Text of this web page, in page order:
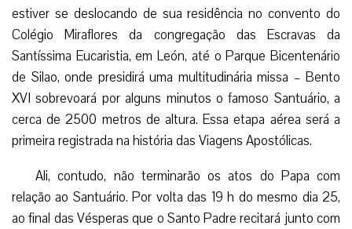
estiver se deslocando de sua residência no convento do
Colégio Miraflores da congregação das Escravas da
Santíssima Eucaristia, em León, até o Parque Bicentenário
de Silao, onde presidirá uma multitudinária missa – Bento
XVI sobrevoará por alguns minutos o famoso Santuário, a
cerca de 2500 metros de altura. Essa etapa aérea será a
primeira registrada na história das Viagens Apostólicas.
Ali, contudo, não terminarão os atos do Papa com
relação ao Santuário. Por volta das 19 h do mesmo dia 25,
ao final das Vésperas que o Santo Padre recitará junto com